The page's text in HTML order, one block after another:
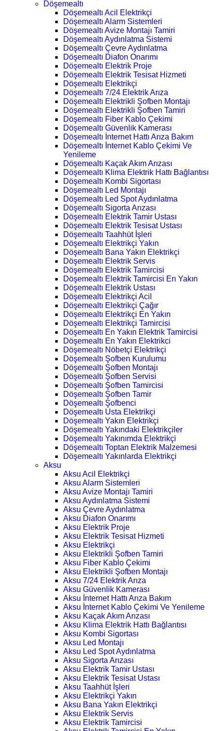
Döşemealtı
Döşemealtı Acil Elektrikçi
Döşemealtı Alarm Sistemleri
Döşemealtı Avize Montajı Tamiri
Döşemealtı Aydınlatma Sistemi
Döşemealtı Çevre Aydınlatma
Döşemealtı Diafon Onarımı
Döşemealtı Elektrik Proje
Döşemealtı Elektrik Tesisat Hizmeti
Döşemealtı Elektrikçi
Döşemealtı 7/24 Elektrik Arıza
Döşemealtı Elektrikli Şofben Montajı
Döşemealtı Elektrikli Şofben Tamiri
Döşemealtı Fiber Kablo Çekimi
Döşemealtı Güvenlik Kamerası
Döşemealtı İnternet Hattı Arıza Bakım
Döşemealtı İnternet Kablo Çekimi Ve
Yenileme
Döşemealtı Kaçak Akım Arızası
Döşemealtı Klima Elektrik Hattı Bağlantısı
Döşemealtı Kombi Sigortası
Döşemealtı Led Montajı
Döşemealtı Led Spot Aydınlatma
Döşemealtı Sigorta Arızası
Döşemealtı Elektrik Tamir Ustası
Döşemealtı Elektrik Tesisat Ustası
Döşemealtı Taahhüt İşleri
Döşemealtı Elektrikçi Yakın
Döşemealtı Bana Yakın Elektrikçi
Döşemealtı Elektrik Servis
Döşemealtı Elektrik Tamircisi
Döşemealtı Elektrik Tamircisi En Yakın
Döşemealtı Elektrik Ustası
Döşemealtı Elektrikçi Acil
Döşemealtı Elektrikçi Çağır
Döşemealtı Elektrikçi En Yakın
Döşemealtı Elektrikçi Tamircisi
Döşemealtı En Yakın Elektrik Tamircisi
Döşemealtı En Yakın Elektrikci
Döşemealtı Nöbetçi Elektrikçi
Döşemealtı Şofben Kurulumu
Döşemealtı Şofben Montajı
Döşemealtı Şofben Servisi
Döşemealtı Şofben Tamircisi
Döşemealtı Şofben Tamir
Döşemealtı Şofbenci
Döşemealtı Usta Elektrikçi
Döşemealtı Yakın Elektrikçi
Döşemealtı Yakındaki Elektrikçiler
Döşemealtı Yakınımda Elektrikçi
Döşemealtı Toptan Elektrik Malzemesi
Döşemealtı Yakınlarda Elektrikçi
Aksu
Aksu Acil Elektrikçi
Aksu Alarm Sistemleri
Aksu Avize Montajı Tamiri
Aksu Aydınlatma Sistemi
Aksu Çevre Aydınlatma
Aksu Diafon Onarımı
Aksu Elektrik Proje
Aksu Elektrik Tesisat Hizmeti
Aksu Elektrikçi
Aksu Elektrikli Şofben Tamiri
Aksu Fiber Kablo Çekimi
Aksu Elektrikli Şofben Montajı
Aksu 7/24 Elektrik Arıza
Aksu Güvenlik Kamerası
Aksu İnternet Hattı Arıza Bakım
Aksu İnternet Kablo Çekimi Ve Yenileme
Aksu Kaçak Akım Arızası
Aksu Klima Elektrik Hattı Bağlantısı
Aksu Kombi Sigortası
Aksu Led Montajı
Aksu Led Spot Aydınlatma
Aksu Sigorta Arızası
Aksu Elektrik Tamir Ustası
Aksu Elektrik Tesisat Ustası
Aksu Taahhüt İşleri
Aksu Elektrikçi Yakın
Aksu Bana Yakın Elektrikçi
Aksu Elektrik Servis
Aksu Elektrik Tamircisi